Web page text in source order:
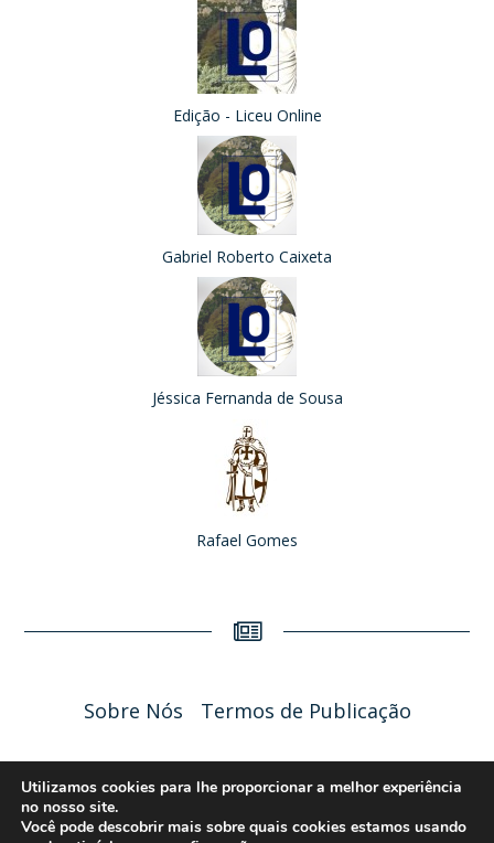
Edição - Liceu Online
Gabriel Roberto Caixeta
Jéssica Fernanda de Sousa
Rafael Gomes
Sobre Nós Termos de Publicação
Liceu Online 2026 - Política de Privacidade
Utilizamos cookies para lhe proporcionar a melhor experiência
no nosso site.
Você pode descobrir mais sobre quais cookies estamos usando